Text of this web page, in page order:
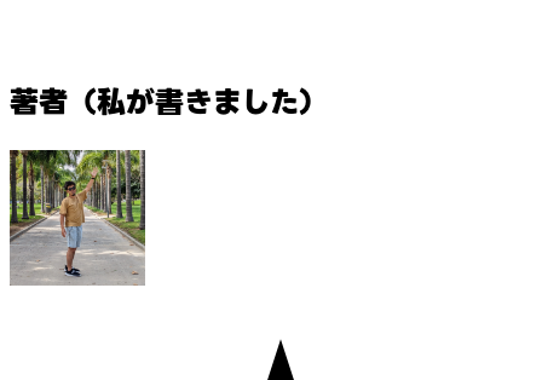
著者（私が書きました）